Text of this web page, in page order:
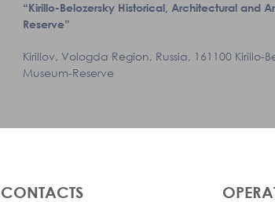
“Kirillo-Belozersky Historical, Architectural and
Reserve”
Kirillov, Vologda Region, Russia, 161100 Kirillo-
Museum-Reserve
CONTACTS